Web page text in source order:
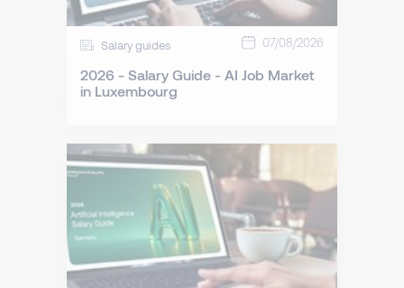
Salary guides 07/08/2026
2026 - Salary Guide - AI Job Market
in Luxembourg